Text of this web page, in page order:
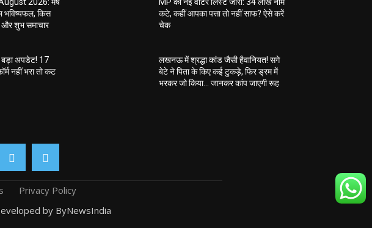
2026: मेष
किस
और शुभ समाचार
बड़ा अपडेट! 17
नहीं भरा तो कट
MP की नई वोटर लिस्ट जारी: 34 लाख नाम
कटे, कहीं आपका पत्ता तो नहीं साफ? ऐसे करें
चेक
लखनऊ में श्रद्धा कांड जैसी हैवानियत! सगे
बेटे ने पिता के किए कई टुकड़े, फिर ड्रम में
भरकर जो किया… जानकर कांप जाएगी रूह
Privacy Policy
by ByNewsIndia